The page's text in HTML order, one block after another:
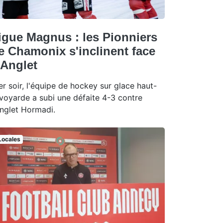
Magnus : les Pionniers
Chamonix s'inclinent face
soir, l'équipe de hockey sur glace haut-
a subi une défaite 4-3 contre
Hormadi.